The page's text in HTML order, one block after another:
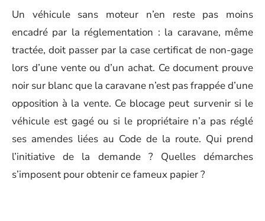
Un véhicule sans moteur n’en reste pas moins
encadré par la réglementation : la caravane, même
tractée, doit passer par la case certificat de non-gage
lors d’une vente ou d’un achat. Ce document prouve
noir sur blanc que la caravane n’est pas frappée d’une
opposition à la vente. Ce blocage peut survenir si le
véhicule est gagé ou si le propriétaire n’a pas réglé
ses amendes liées au Code de la route. Qui prend
l’initiative de la demande ? Quelles démarches
s’imposent pour obtenir ce fameux papier ?